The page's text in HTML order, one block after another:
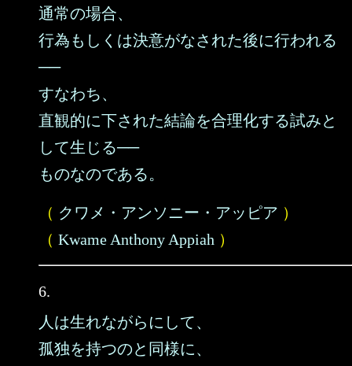
通常の場合、
行為もしくは決意がなされた後に行われる
──
すなわち、
直観的に下された結論を合理化する試みと
して生じる──
ものなのである。
（ クワメ・アンソニー・アッピア ）
（ Kwame Anthony Appiah ）
6.
人は生れながらにして、
孤独を持つのと同様に、